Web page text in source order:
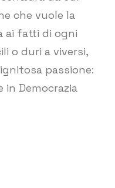
che vuole la
ai fatti di ogni
o duri a viversi,
passione:
Democrazia